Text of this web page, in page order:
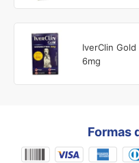
IverClin
6mg
Formas